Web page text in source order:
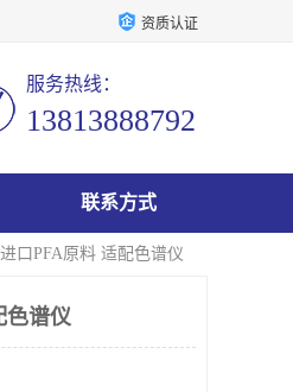
资质认证
服务热线：
13813888792
联系方式
口PFA原料 适配色谱仪
色谱仪